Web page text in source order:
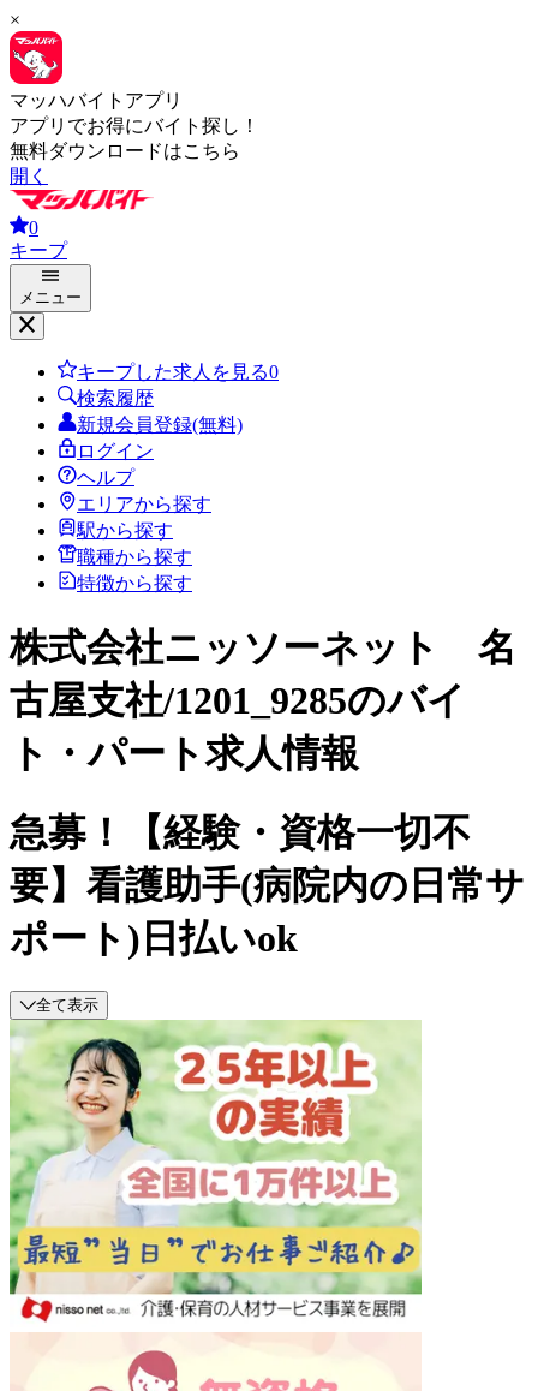
×
マッハバイトアプリ
アプリでお得にバイト探し！
無料ダウンロードはこちら
開く
0
キープ
メニュー
キープした求人を見る0
検索履歴
新規会員登録(無料)
ログイン
ヘルプ
エリアから探す
駅から探す
職種から探す
特徴から探す
株式会社ニッソーネット 名
古屋支社/1201_9285のバイ
ト・パート求人情報
急募！【経験・資格一切不
要】看護助手(病院内の日常サ
ポート)日払いok
全て表示